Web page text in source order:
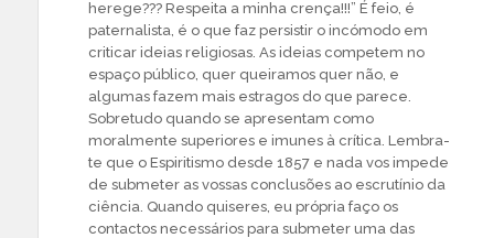
herege??? Respeita a minha crença!!!” É feio, é
paternalista, é o que faz persistir o incómodo em
criticar ideias religiosas. As ideias competem no
espaço público, quer queiramos quer não, e
algumas fazem mais estragos do que parece.
Sobretudo quando se apresentam como
moralmente superiores e imunes à crítica. Lembra-
te que o Espiritismo desde 1857 e nada vos impede
de submeter as vossas conclusões ao escrutínio da
ciência. Quando quiseres, eu própria faço os
contactos necessários para submeter uma das